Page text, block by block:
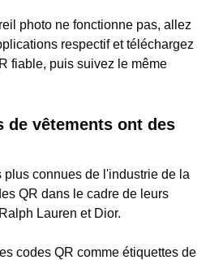
photo ne fonctionne pas, allez
respectif et téléchargez
fiable, puis suivez le même
de vêtements ont des
plus connues de l'industrie de la
QR dans le cadre de leurs
Lauren et Dior.
codes QR comme étiquettes de